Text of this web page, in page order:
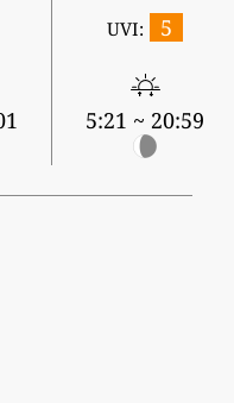
UVI: 5
5:21 ~ 20:59